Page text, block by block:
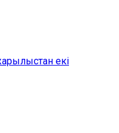
екі